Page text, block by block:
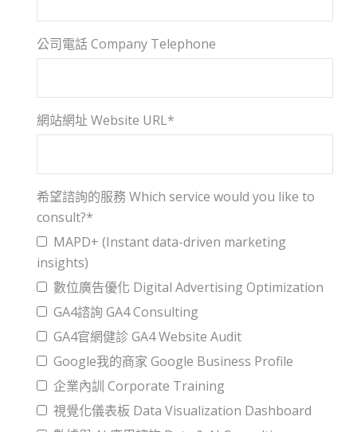
公司電話 Company Telephone
網站網址 Website URL*
希望諮詢的服務 Which service would you like to
consult?*
MAPD+ (Instant data-driven marketing
insights)
數位廣告優化 Digital Advertising Optimization
GA4諮詢 GA4 Consulting
GA4官網健診 GA4 Website Audit
Google我的商家 Google Business Profile
企業內訓 Corporate Training
視覺化儀表板 Data Visualization Dashboard